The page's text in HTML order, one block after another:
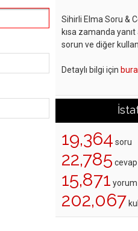
Sihirli Elma Soru &
kısa zamanda
sorun ve diğer
Detaylı bilgi için
19,364 soru
22,785 cevap
15,871 yorum
202,067